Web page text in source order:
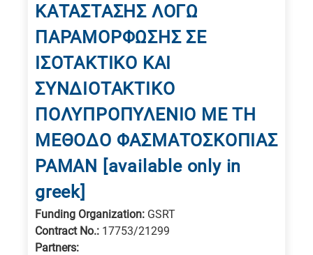
ΚΑΤΑΣΤΑΣΗΣ ΛΟΓΩ
ΠΑΡΑΜΟΡΦΩΣΗΣ ΣΕ
ΙΣΟΤΑΚΤΙΚΟ ΚΑΙ
ΣΥΝΔΙΟΤΑΚΤΙΚΟ
ΠΟΛΥΠΡΟΠΥΛΕΝΙΟ ΜΕ ΤΗ
ΜΕΘΟΔΟ ΦΑΣΜΑΤΟΣΚΟΠΙΑΣ
ΡΑΜΑΝ [available only in
greek]
Funding Organization: GSRT
Contract No.: 17753/21299
Partners: